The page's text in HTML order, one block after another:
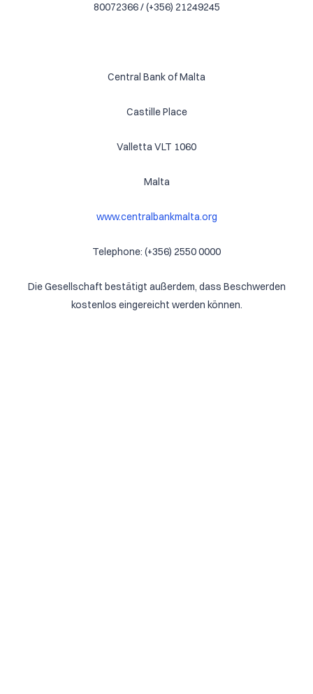
80072366 / (+356) 21249245
Central Bank of Malta
Castille Place
Valletta VLT 1060
Malta
www.centralbankmalta.org
Telephone: (+356) 2550 0000
Die Gesellschaft bestätigt außerdem, dass Beschwerden
kostenlos eingereicht werden können.